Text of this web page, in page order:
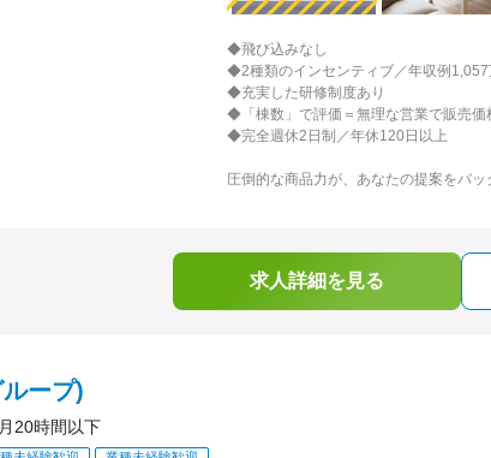
◆飛び込みなし
◆2種類のインセンティブ／年収例1,057
◆充実した研修制度あり
◆「棟数」で評価＝無理な営業で販売価
◆完全週休2日制／年休120日以上
圧倒的な商品力が、あなたの提案をバッ
求人詳細を見る
ープ)
20時間以下